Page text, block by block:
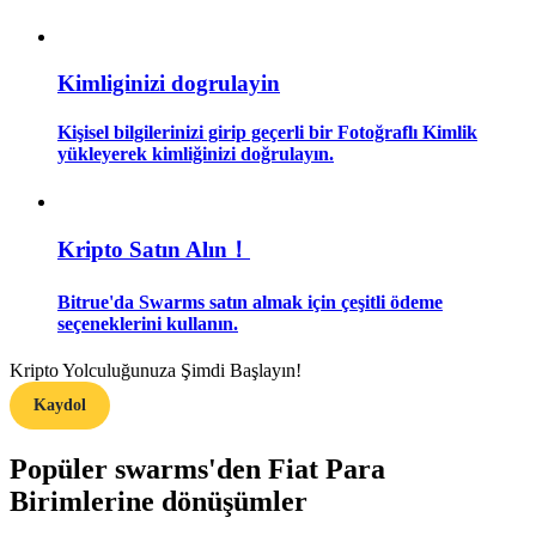
Vadeli İşlemler Başlangıç Kılavuzu
Ticaret stratejileri
Nasıl kârlı kalabileceğinizi öğrenin
Kimliginizi dogrulayin
Kişisel bilgilerinizi girip geçerli bir Fotoğraflı Kimlik
yükleyerek kimliğinizi doğrulayın.
Kripto Satın Alın！
Bitrue'da Swarms satın almak için çeşitli ödeme
seçeneklerini kullanın.
Kripto Yolculuğunuza Şimdi Başlayın!
Kaydol
Popüler swarms'den Fiat Para
Birimlerine dönüşümler